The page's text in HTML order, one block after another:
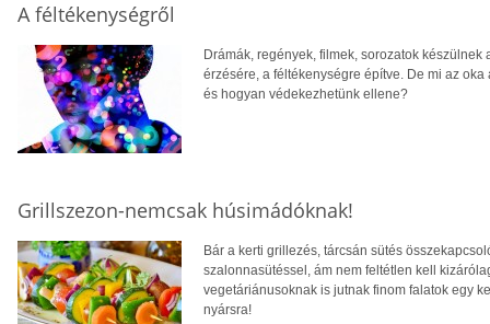
A féltékenységről
Drámák, regények, filmek, sorozatok
érzésére, a féltékenységre építve. De mi az
és hogyan védekezhetünk ellene?
Grillszezon-nemcsak húsimádóknak!
Bár a kerti grillezés, tárcsán sütés
szalonnasütéssel, ám nem feltétlen kell
vegetáriánusoknak is jutnak finom falatok egy
nyársra!